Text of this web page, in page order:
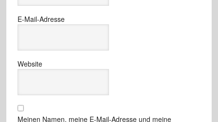
E-Mail-Adresse
Website
Meinen Namen, meine E-Mail-Adresse und meine